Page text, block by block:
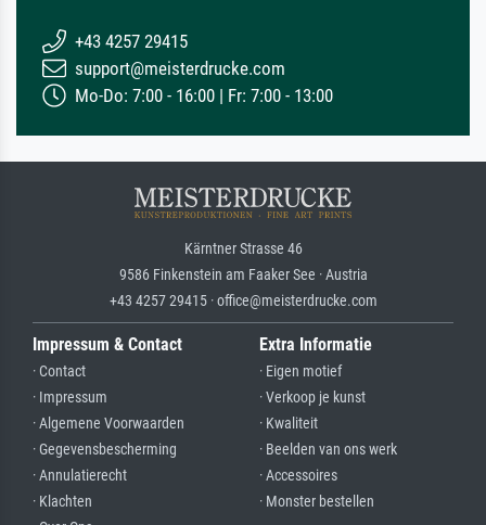
+43 4257 29415
support@meisterdrucke.com
Mo-Do: 7:00 - 16:00 | Fr: 7:00 - 13:00
Kärntner Strasse 46
9586 Finkenstein am Faaker See · Austria
+43 4257 29415 · office@meisterdrucke.com
Impressum & Contact
· Contact
· Impressum
· Algemene Voorwaarden
· Gegevensbescherming
· Annulatierecht
· Klachten
Extra Informatie
· Eigen motief
· Verkoop je kunst
· Kwaliteit
· Beelden van ons werk
· Accessoires
· Monster bestellen